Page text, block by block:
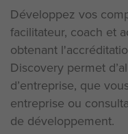
Développez vos
facilitateur, coach et
obtenant
Discovery permet
d’entreprise, que
entreprise ou
de développement.